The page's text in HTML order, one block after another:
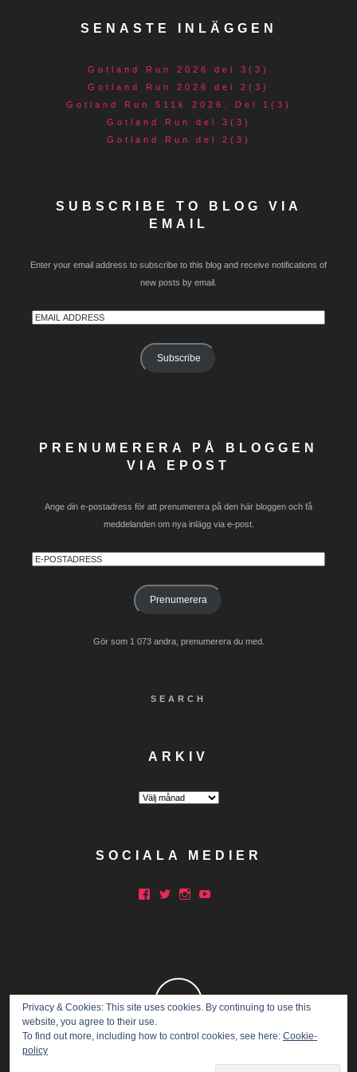
SENASTE INLÄGGEN
Gotland Run 2026 del 3(3)
Gotland Run 2026 del 2(3)
Gotland Run 511k 2026. Del 1(3)
Gotland Run del 3(3)
Gotland Run del 2(3)
SUBSCRIBE TO BLOG VIA
EMAIL
Enter your email address to subscribe to this blog and receive notifications of
new posts by email.
Email
Subscribe
PRENUMERERA PÅ BLOGGEN
VIA EPOST
Ange din e-postadress för att prenumerera på den här bloggen och få
meddelanden om nya inlägg via e-post.
E-
Prenumerera
Gör som 1 073 andra, prenumerera du med.
SEARCH
ARKIV
Arkiv
SOCIALA MEDIER
Facebook
Twitter
Instagram
Privacy & Cookies: This site uses cookies. By continuing to use this
website, you agree to their use.
To find out more, including how to control cookies, see here: Cookie-
policy